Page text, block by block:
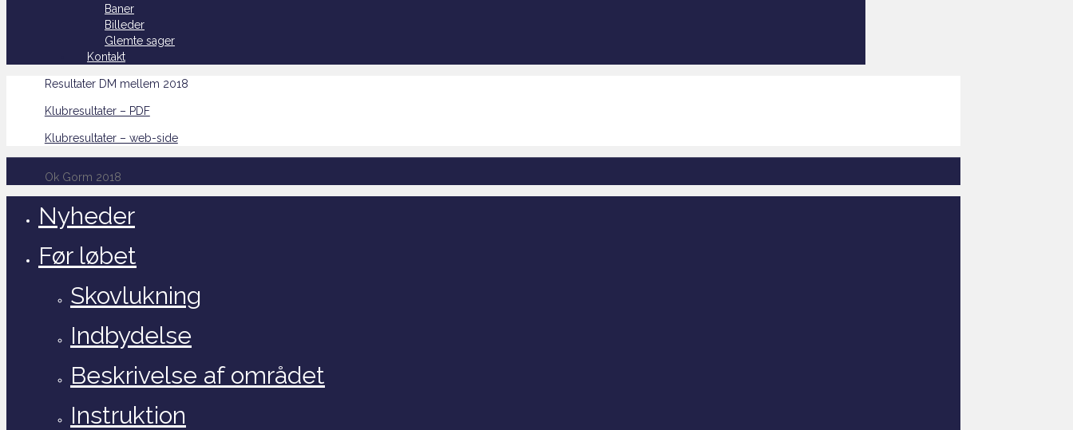
Baner
Billeder
Glemte sager
Kontakt
Resultater DM mellem 2018
Klubresultater – PDF
Klubresultater – web-side
Ok Gorm 2018
Nyheder
Før løbet
Skovlukning
Indbydelse
Beskrivelse af området
Instruktion